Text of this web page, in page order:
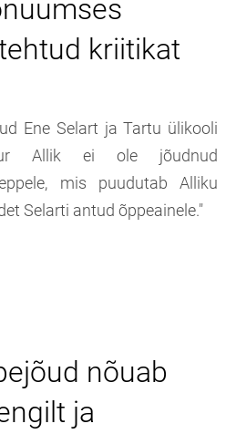
kriitikat
Ene Selart ja Tartu ülikooli
Allik ei ole jõudnud
mis puudutab Alliku
Selarti antud õppeainele."
nõuab
ja